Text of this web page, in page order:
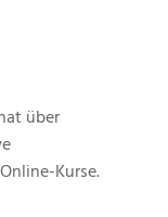
über
Kurse.